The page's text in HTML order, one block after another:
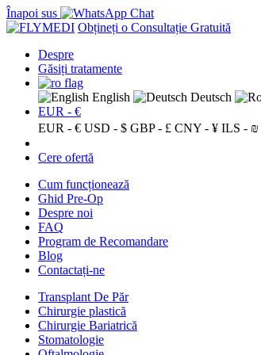
Înapoi sus
Obțineți o Consultație Gratuită
Despre
Găsiți tratamente
English Deutsch
EUR - €
EUR - € USD - $ GBP - £ CNY - ¥ ILS - ₪
Cere ofertă
Cum funcționează
Ghid Pre-Op
Despre noi
FAQ
Program de Recomandare
Blog
Contactați-ne
Transplant De Păr
Chirurgie plastică
Chirurgie Bariatrică
Stomatologie